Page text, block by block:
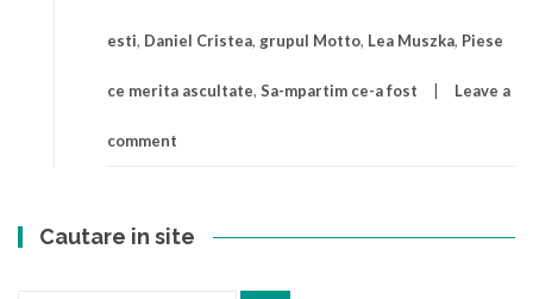
esti, Daniel Cristea, grupul Motto, Lea Muszka, Piese
ce merita ascultate, Sa-mpartim ce-a fost Leave a
comment
Cautare in site